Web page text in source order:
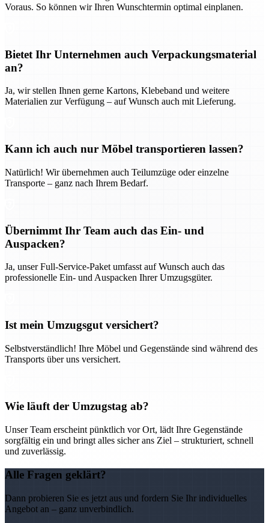
Voraus. So können wir Ihren Wunschtermin optimal einplanen.
Bietet Ihr Unternehmen auch Verpackungsmaterial
an?
Ja, wir stellen Ihnen gerne Kartons, Klebeband und weitere
Materialien zur Verfügung – auf Wunsch auch mit Lieferung.
Kann ich auch nur Möbel transportieren lassen?
Natürlich! Wir übernehmen auch Teilumzüge oder einzelne
Transporte – ganz nach Ihrem Bedarf.
Übernimmt Ihr Team auch das Ein- und
Auspacken?
Ja, unser Full-Service-Paket umfasst auf Wunsch auch das
professionelle Ein- und Auspacken Ihrer Umzugsgüter.
Ist mein Umzugsgut versichert?
Selbstverständlich! Ihre Möbel und Gegenstände sind während des
Transports über uns versichert.
Wie läuft der Umzugstag ab?
Unser Team erscheint pünktlich vor Ort, lädt Ihre Gegenstände
sorgfältig ein und bringt alles sicher ans Ziel – strukturiert, schnell
und zuverlässig.
Alle Fragen geklärt?
Dann probieren Sie es jetzt aus und fordern Sie Ihr individuelles
Angebot an – ganz unverbindlich.